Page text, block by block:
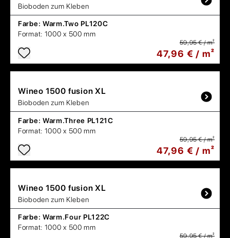
Bioboden zum Kleben
Farbe: Warm.Two PL120C
Format: 1000 x 500 mm
59,95 € / m²
47,96 € / m²
Wineo 1500 fusion XL
Bioboden zum Kleben
Farbe: Warm.Three PL121C
Format: 1000 x 500 mm
59,95 € / m²
47,96 € / m²
Wineo 1500 fusion XL
Bioboden zum Kleben
Farbe: Warm.Four PL122C
Format: 1000 x 500 mm
59,95 € / m²